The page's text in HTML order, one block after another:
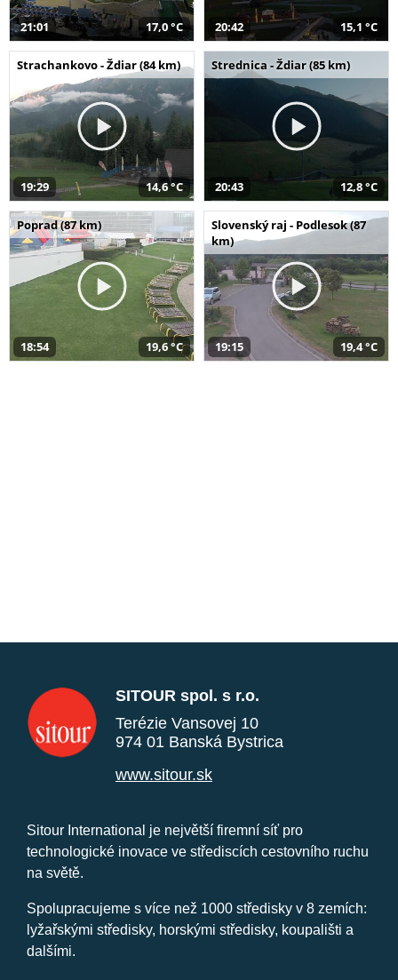
21:01 17,0 °C 20:42 15,1 °C
Strachankovo - Ždiar (84 km)
19:29 14,6 °C
Strednica - Ždiar (85 km)
20:43 12,8 °C
Poprad (87 km)
18:54 19,6 °C
Slovenský raj - Podlesok (87
km)
19:15 19,4 °C
SITOUR spol. s r.o.
Terézie Vansovej 10
974 01 Banská Bystrica
www.sitour.sk
Sitour International je největší firemní síť pro
technologické inovace ve střediscích cestovního ruchu
na světě.
Spolupracujeme s více než 1000 středisky v 8 zemích:
lyžařskými středisky, horskými středisky, koupališti a
dalšími.